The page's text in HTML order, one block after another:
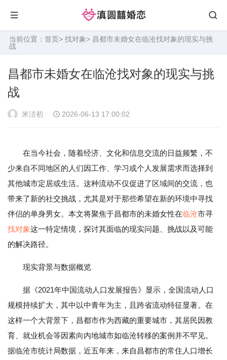
当前位置： 首页> 找对象> 昌都市未婚女在临沧找对象的现实与挑
战
昌都市未婚女在临沧找对象的现实与挑
战
米洁初 2026-06-13 17:00:02
在当今社会，随着经济、文化和信息交流的日益频繁，不
少来自不同地区的人们因工作、学习或个人发展需求而选择到
其他城市定居或生活。这种流动不仅促进了区域间的交流，也
带来了新的社交挑战，尤其是对于那些希望在新的环境中寻找
伴侣的单身男女。本文将聚焦于昌都市的未婚女性在临沧市寻
找对象这一特定情境，探讨其面临的现实问题、挑战以及可能
的解决路径。
现实背景与数据概览
据《2021年中国流动人口发展报告》显示，全国流动人口
规模持续扩大，其中以中青年为主，且跨省流动特征显著。在
这样一个大背景下，昌都市作为西藏的重要城市，其居民因教
育、就业机会等因素向内地城市如临沧转移的案例并不罕见。
据临沧市统计局数据，近五年来，来自昌都市的常住人口增长